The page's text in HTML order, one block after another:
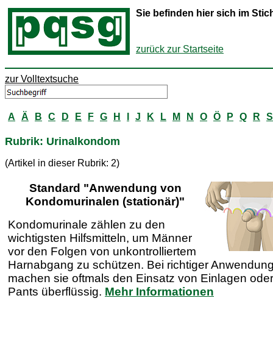
Sie befinden hier sich im
zurück zur Startseite
zur Volltextsuche
A Ä B C D E F G H J K L M N O Ö P Q R S
Rubrik: Urinalkondom
(Artikel in dieser Rubrik: 2)
Standard "Anwendung von
Kondomurinalen (stationär)"
Kondomurinale zählen zu den
wichtigsten Hilfsmitteln, um Männer
vor den Folgen von unkontrolliertem
Harnabgang zu schützen. Bei richtiger
machen sie oftmals den Einsatz von Einlagen
Pants überflüssig. Mehr Informationen